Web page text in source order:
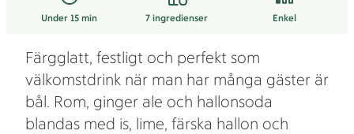
Under 15 min 7ingredienser Enkel
Färgglatt, festligt och perfekt som
välkomstdrink när man har många gäster är
bål. Rom, ginger ale och hallonsoda
blandas med is, lime, färska hallon och